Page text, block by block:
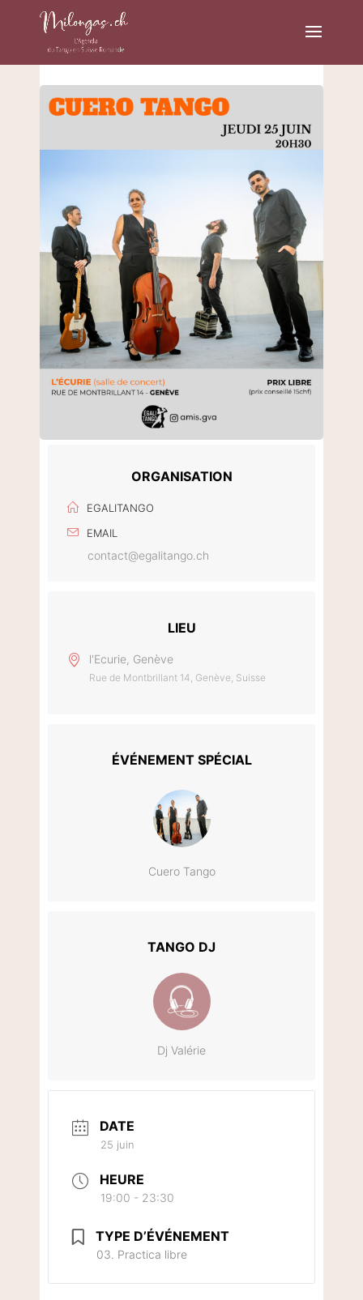
ORGANISATION
EGALITANGO
EMAIL
contact@egalitango.ch
LIEU
l'Ecurie, Genève
Rue de Montbrillant 14, Genève, Suisse
ÉVÉNEMENT SPÉCIAL
Cuero Tango
TANGO DJ
Dj Valérie
DATE
25 juin
HEURE
19:00 - 23:30
TYPE D’ÉVÉNEMENT
03. Practica libre